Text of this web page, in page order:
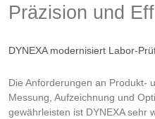
Präzision und
DYNEXA modernisiert Labor-
Die Anforderungen an Produkt-
Messung, Aufzeichnung und
gewährleisten ist DYNEXA sehr